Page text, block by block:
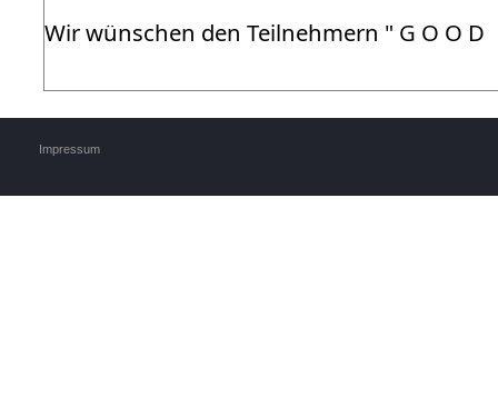
Wir wünschen den Teilnehmern " G O O D
Impressum